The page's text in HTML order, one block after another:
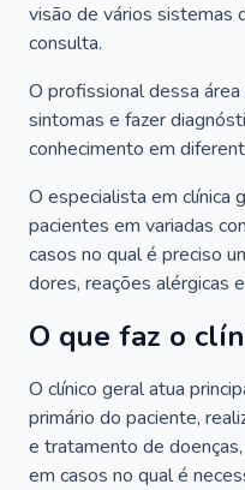
visão de vários sistemas
consulta.
O profissional dessa
sintomas e fazer
conhecimento em
O especialista em clínica
pacientes em variadas
casos no qual é preciso
dores, reações alérgicas
O que faz o
O clínico geral atua
primário do paciente,
e tratamento de
em casos no qual é